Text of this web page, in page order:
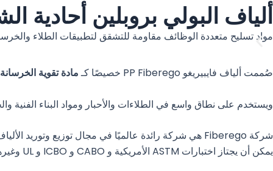
ألياف البولي بروبلين أحادية
مواد تسليح متعددة الوظائف مقاومة للتشقق لتطبيقات الطلاء
صُممت ألياف فايبيريغو PP Fiberego خصيصًا كـ مادة تقوية
ويستخدم على نطاق واسع في الطلاءات والأحبار ومواد البناء الفنية
شركة Fiberego هي شركة رائدة عالميًا في مجال توزيع وتوريد الألياف الخرسانية. يتم إنتاج ألياف FibeRego™ وفقًا لمتطلبات B/T19001-2016/ISO9001:2015.
يمكن أن يجتاز اختبارات ASTM الأمريكية و CABO و ICBO و UL وغيرها من الاختبارات ذات الصلة.